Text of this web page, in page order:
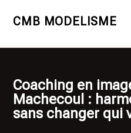
CMB MODELISME
Coaching en
Machecoul :
sans changer qui